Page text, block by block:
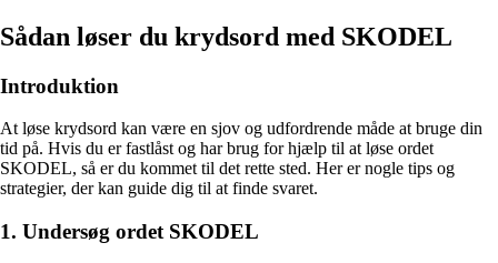
Sådan løser du krydsord med SKODEL
Introduktion
At løse krydsord kan være en sjov og udfordrende måde at bruge din
tid på. Hvis du er fastlåst og har brug for hjælp til at løse ordet
SKODEL, så er du kommet til det rette sted. Her er nogle tips og
strategier, der kan guide dig til at finde svaret.
1. Undersøg ordet SKODEL